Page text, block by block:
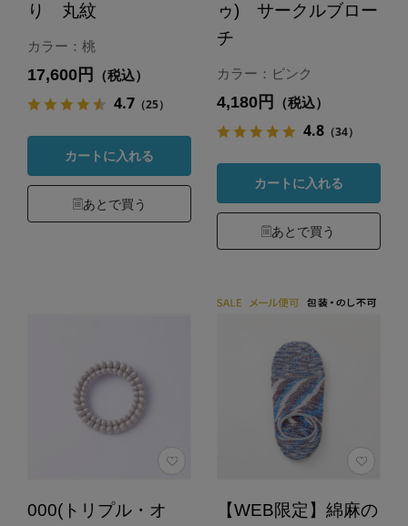
り 丸紋
カラー：桃
17,600円 （税込）
4.7（25）
カートに入れる
あとで買う
ゥ) サークルブロー
チ
カラー：ピンク
4,180円 （税込）
4.8（34）
カートに入れる
あとで買う
000(トリプル・オ
【WEB限定】綿麻の